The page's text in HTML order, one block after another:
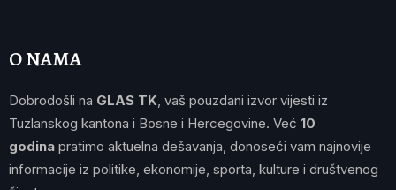
O NAMA
Dobrodošli na GLAS TK , vaš pouzdani izvor vijesti iz
Tuzlanskog kantona i Bosne i Hercegovine. Već 10
godina pratimo aktuelna dešavanja, donoseći vam najnovije
informacije iz politike, ekonomije, sporta, kulture i društvenog